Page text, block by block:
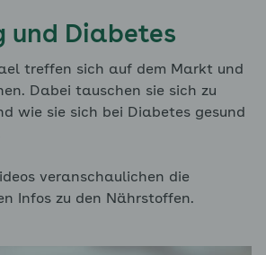
und Diabetes
treffen sich auf dem Markt und
Dabei tauschen sie sich zu
wie sie sich bei Diabetes gesund
veranschaulichen die
Infos zu den Nährstoffen.